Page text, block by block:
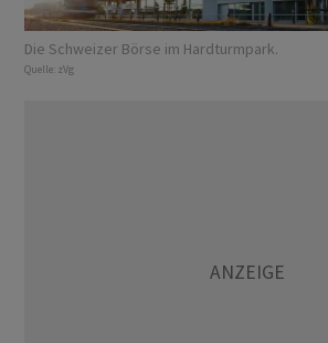
Die Schweizer Börse im Hardturmpark.
Quelle: zVg